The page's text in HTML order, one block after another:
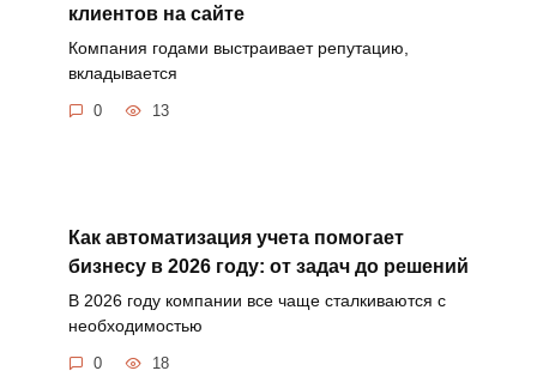
клиентов на сайте
Компания годами выстраивает репутацию,
вкладывается
0 13
Как автоматизация учета помогает
бизнесу в 2026 году: от задач до решений
В 2026 году компании все чаще сталкиваются с
необходимостью
0 18